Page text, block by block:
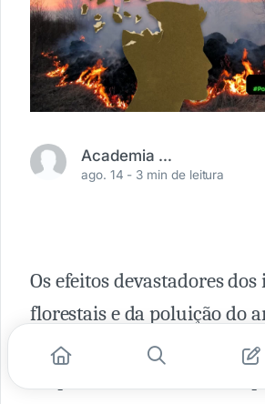
Academia Médica
ago. 14 - 3 min de leitura
Os efeitos devastadores
florestais e da poluição do
atividades agrícolas têm sido